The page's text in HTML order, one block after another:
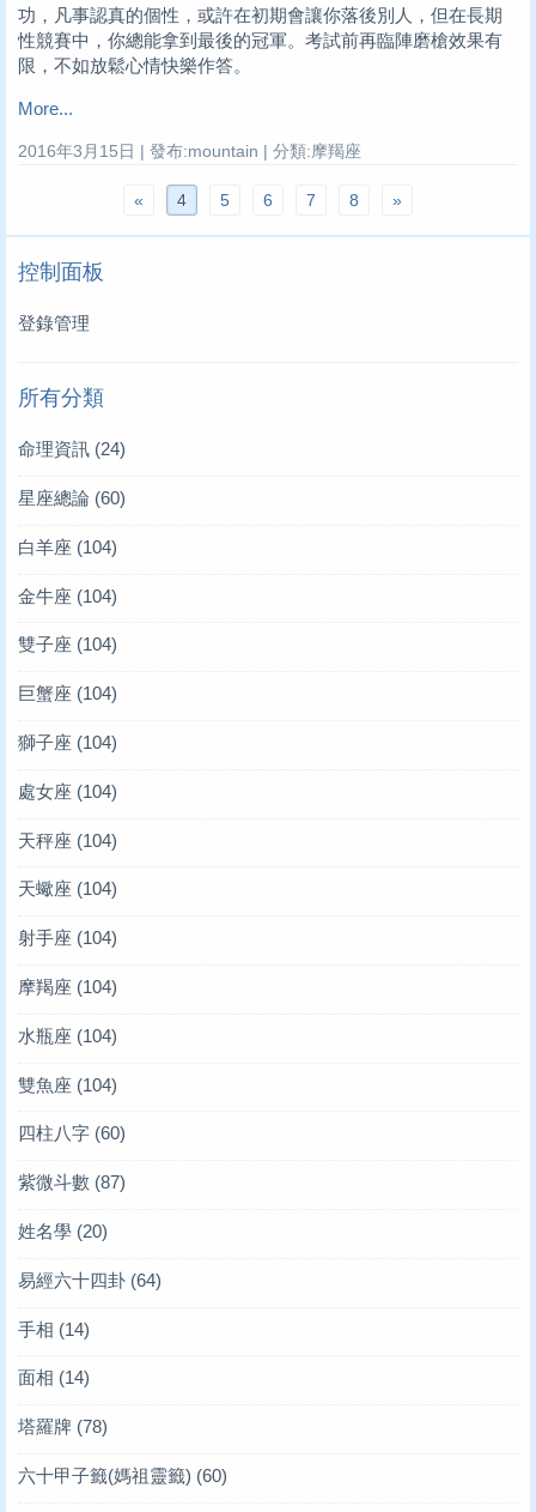
功，凡事認真的個性，或許在初期會讓你落後別人，但在長期
性競賽中，你總能拿到最後的冠軍。考試前再臨陣磨槍效果有
限，不如放鬆心情快樂作答。
More...
2016年3月15日 | 發布:mountain | 分類:摩羯座
« 4 5 6 7 8 »
控制面板
登錄管理
所有分類
命理資訊 (24)
星座總論 (60)
白羊座 (104)
金牛座 (104)
雙子座 (104)
巨蟹座 (104)
獅子座 (104)
處女座 (104)
天秤座 (104)
天蠍座 (104)
射手座 (104)
摩羯座 (104)
水瓶座 (104)
雙魚座 (104)
四柱八字 (60)
紫微斗數 (87)
姓名學 (20)
易經六十四卦 (64)
手相 (14)
面相 (14)
塔羅牌 (78)
六十甲子籤(媽祖靈籤) (60)